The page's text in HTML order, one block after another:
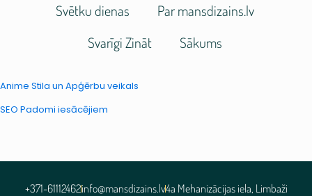
Svētku dienas
Par mansdizains.lv
Svarīgi Zināt
Sākums
Anime Stila un Apģērbu veikals
SEO Padomi iesācējiem
+371-61112462info@mansdizains.lv4a Mehanizācijas iela, Limbaži